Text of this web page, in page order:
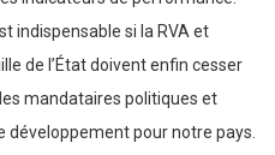
indispensable si la RVA et
de l’État doivent enfin cesser
mandataires politiques et
développement pour notre pays.